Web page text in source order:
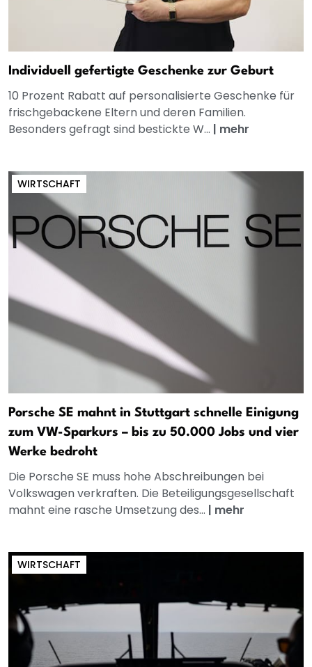
Individuell gefertigte Geschenke zur Geburt
10 Prozent Rabatt auf personalisierte Geschenke für
frischgebackene Eltern und deren Familien.
Besonders gefragt sind bestickte W... | mehr
WIRTSCHAFT
Porsche SE mahnt in Stuttgart schnelle Einigung
zum VW-Sparkurs – bis zu 50.000 Jobs und vier
Werke bedroht
Die Porsche SE muss hohe Abschreibungen bei
Volkswagen verkraften. Die Beteiligungsgesellschaft
mahnt eine rasche Umsetzung des... | mehr
WIRTSCHAFT